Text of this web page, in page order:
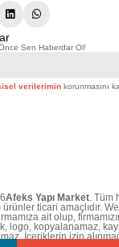
Sen Haberdar Ol!
verilerimin korunmasını
Afeks Yapı Market. Tüm
ticari amaçlıdır.
ait olup,
logo, kopyalanamaz,
İçeriklerin izin